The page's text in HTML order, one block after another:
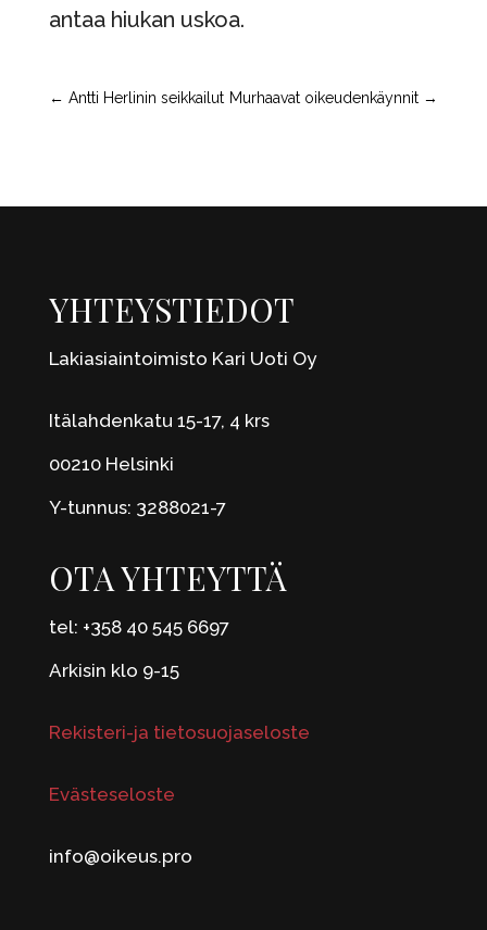
antaa hiukan uskoa.
← Antti Herlinin seikkailut Murhaavat oikeudenkäynnit →
YHTEYSTIEDOT
Lakiasiaintoimisto Kari Uoti Oy
Itälahdenkatu 15-17, 4 krs
00210 Helsinki
Y-tunnus: 3288021-7
OTA YHTEYTTÄ
tel: +358 40 545 6697
Arkisin klo 9-15
Rekisteri-ja tietosuojaseloste
Evästeseloste
info@oikeus.pro